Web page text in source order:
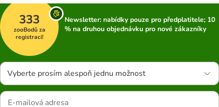
333
zooBodů za
registraci!
Newsletter: nabídky pouze pro předplatitele; 10
% na druhou objednávku pro nové zákazníky
Vyberte prosím alespoň jednu možnost